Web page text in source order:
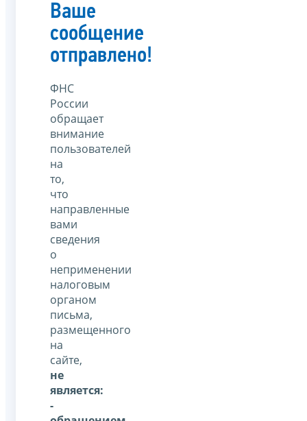
Ваше
сообщение
отправлено!
ФНС
России
обращает
внимание
пользователей
на
то,
что
направленные
вами
сведения
о
неприменении
налоговым
органом
письма,
размещенного
на
сайте,
не
является:
-